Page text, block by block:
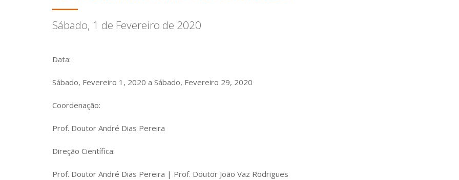
Sábado, 1 de Fevereiro de 2020
Data:
Sábado, Fevereiro 1, 2020 a Sábado, Fevereiro 29, 2020
Coordenação:
Prof. Doutor André Dias Pereira
Direção Científica:
Prof. Doutor André Dias Pereira | Prof. Doutor João Vaz Rodrigues